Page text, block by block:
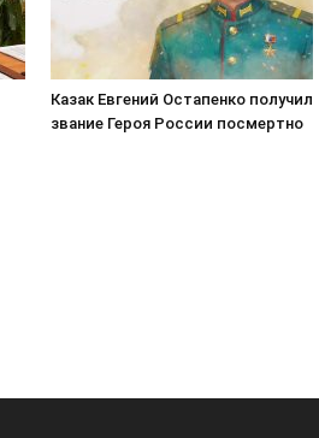
Казак Евгений Остапенко получил
звание Героя России посмертно